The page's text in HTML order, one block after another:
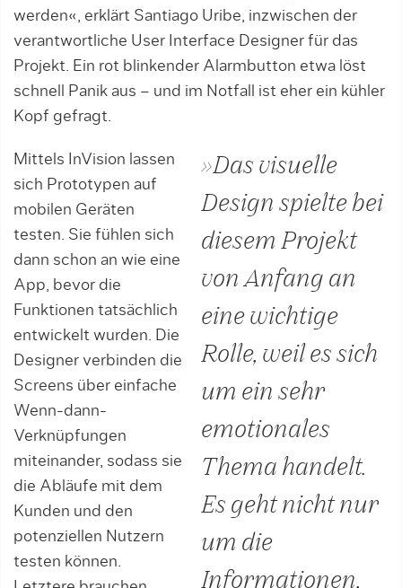
werden«, erklärt Santiago Uribe, inzwischen der
verantwortliche User Interface Designer für das
Projekt. Ein rot blinkender Alarmbutton etwa löst
schnell Panik aus – und im Notfall ist eher ein kühler
Kopf gefragt.
»Das visuelle
Design spielte bei
diesem Projekt
von Anfang an
eine wichtige
Rolle, weil es sich
um ein sehr
emotionales
Thema handelt.
Es geht nicht nur
um die
Informationen,
Mittels InVision lassen
sich Prototypen auf
mobilen Geräten
testen. Sie fühlen sich
dann schon an wie eine
App, bevor die
Funktionen tatsächlich
entwickelt wurden. Die
Designer verbinden die
Screens über einfache
Wenn-dann-
Verknüpfungen
miteinander, sodass sie
die Abläufe mit dem
Kunden und den
potenziellen Nutzern
testen können.